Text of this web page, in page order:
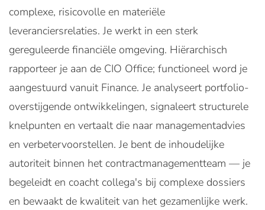
complexe, risicovolle en materiële
leveranciersrelaties. Je werkt in een sterk
gereguleerde financiële omgeving. Hiërarchisch
rapporteer je aan de CIO Office; functioneel word je
aangestuurd vanuit Finance. Je analyseert portfolio-
overstijgende ontwikkelingen, signaleert structurele
knelpunten en vertaalt die naar managementadvies
en verbetervoorstellen. Je bent de inhoudelijke
autoriteit binnen het contractmanagementteam — je
begeleidt en coacht collega's bij complexe dossiers
en bewaakt de kwaliteit van het gezamenlijke werk.